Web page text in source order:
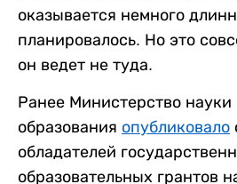
оказывается немного
планировалось. Но это
он ведет не туда.
Ранее Министерство
образования опубликовало
обладателей
образовательных грантов